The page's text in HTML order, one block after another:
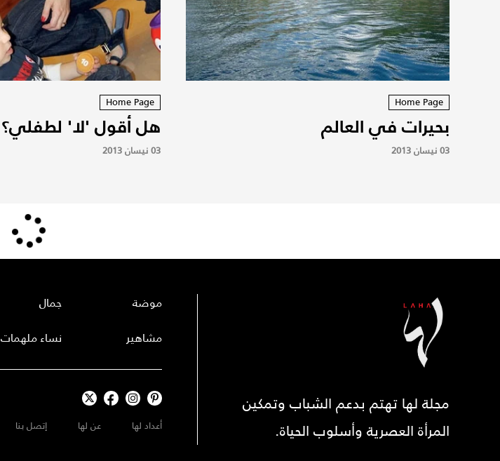
Home Page
بحيرات في العالم
03 نيسان 2013
Home Page
هل أقول 'لا' لطفلي؟
03 نيسان 2013
مجلة لها تهتم بدعم الشباب وتمكين
المرأة العصرية وأسلوب الحياة.
موضة
مشاهير
جمال
نساء ملهمات
أعداد لها عن لها إتصل بنا